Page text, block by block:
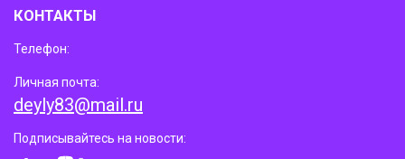
КОНТАКТЫ
Телефон:
Личная почта:
deyly83@mail.ru
Подписывайтесь на новости: